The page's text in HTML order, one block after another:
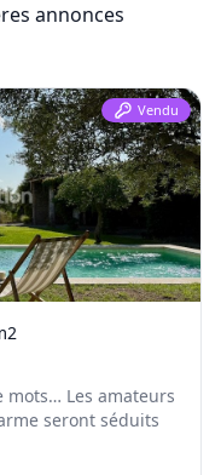
annonces
Vendu
mots… Les amateurs
seront séduits